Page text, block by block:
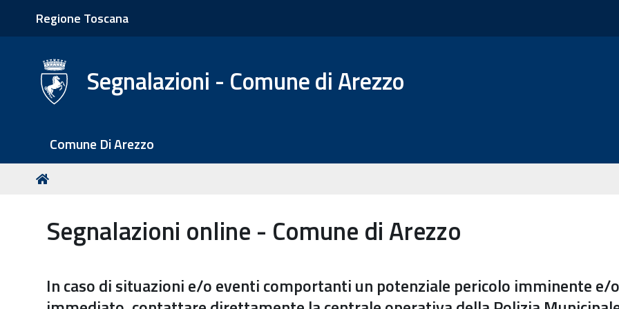
Regione Toscana
Segnalazioni - Comune di Arezzo
z
Comune Di Arezzo
T
Segnalazioni online - Comune di Arezzo
In caso di situazioni e/o eventi comportanti un potenziale pericolo imminente e/